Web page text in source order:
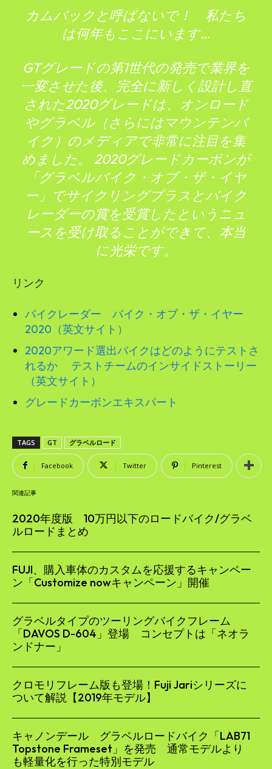
カムバックと呼ばないで！ 私たち
は何年もここにいます…
GTグレードの第1世代の発売で業界を
一変させた後、完全に新しく設計し直
された2020グレードは、オンロード
やグラベル（さらにはマウンテンバ
イク）のメディアで非常に注目を集
めました。 2020グレードカーボンが
「グラベルバイク・オブ・ザ・イヤ
ー」でサイクリングプラスとバイク
レーダーの賞を受賞したというニュ
ースを受け取ることができて、本当
に光栄です。
リンク
バイクレーダー バイク・オブ・ザ・イヤー
2020（英文サイト）
2020アワード選出バイクはどのようにテストさ
れるか テストチームのインサイドストーリー
（英文サイト）
グレードカーボンエキスパート
TAGS GT グラベルロード
Facebook Twitter Pinterest
関連記事
2020年度版 10万円以下のロードバイク/グラベ
ルロードまとめ
FUJI、購入車体のカスタムを応援するキャンペー
ン「Customize nowキャンペーン」開催
グラベルタイプのツーリングバイクフレーム
「DAVOS D-604」登場 コンセプトは「ネオラ
ンドナー」
クロモリフレーム版も登場！Fuji Jariシリーズに
ついて解説【2019年モデル】
キャノンデール グラベルロードバイク「LAB71
Topstone Frameset」を発売 通常モデルより
も軽量化を行った特別モデル